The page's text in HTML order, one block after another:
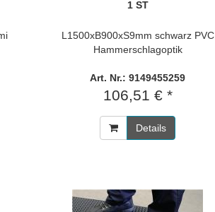
1 ST
L1500xB900xS9mm schwarz PVC
Hammerschlagoptik
Art. Nr.: 9149455259
106,51 € *
Details